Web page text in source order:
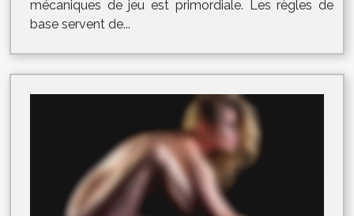
mécaniques de jeu est primordiale. Les règles de
base servent de...